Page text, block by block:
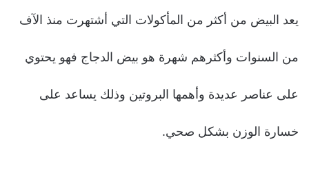
يعد البيض من أكثر من المأكولات التي أشتهرت منذ الآف
من السنوات وأكثرهم شهرة هو بيض الدجاج فهو يحتوي
على عناصر عديدة وأهمها البروتين وذلك يساعد على
خسارة الوزن بشكل صحي.